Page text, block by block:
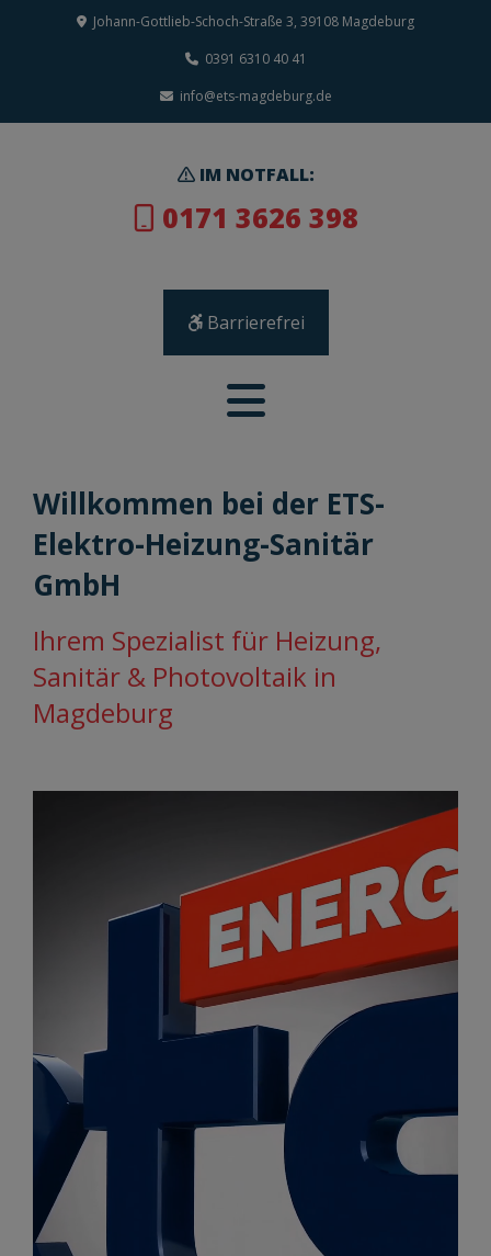
Johann-Gottlieb-Schoch-Straße 3, 39108 Magdeburg
0391 6310 40 41
info@ets-magdeburg.de
IM NOTFALL:
0171 3626 398
Barrierefrei
Willkommen bei der ETS-
Elektro-Heizung-Sanitär
GmbH
Ihrem Spezialist für Heizung,
Sanitär & Photovoltaik in
Magdeburg